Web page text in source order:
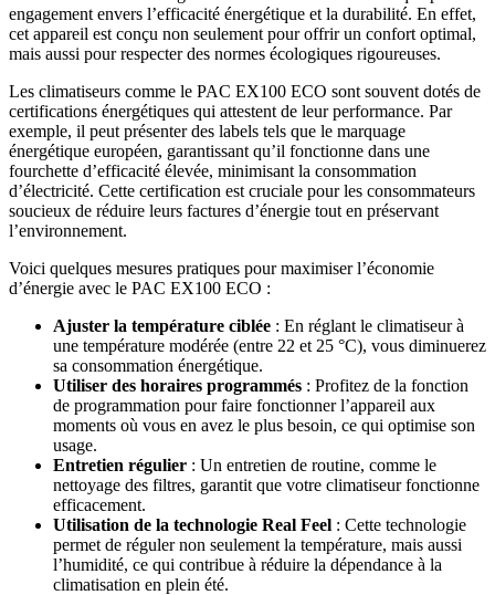
engagement envers l’efficacité énergétique et la durabilité. En effet,
cet appareil est conçu non seulement pour offrir un confort optimal,
mais aussi pour respecter des normes écologiques rigoureuses.
Les climatiseurs comme le PAC EX100 ECO sont souvent dotés de
certifications énergétiques qui attestent de leur performance. Par
exemple, il peut présenter des labels tels que le marquage
énergétique européen, garantissant qu’il fonctionne dans une
fourchette d’efficacité élevée, minimisant la consommation
d’électricité. Cette certification est cruciale pour les consommateurs
soucieux de réduire leurs factures d’énergie tout en préservant
l’environnement.
Voici quelques mesures pratiques pour maximiser l’économie
d’énergie avec le PAC EX100 ECO :
Ajuster la température ciblée : En réglant le climatiseur à
une température modérée (entre 22 et 25 °C), vous diminuerez
sa consommation énergétique.
Utiliser des horaires programmés : Profitez de la fonction
de programmation pour faire fonctionner l’appareil aux
moments où vous en avez le plus besoin, ce qui optimise son
usage.
Entretien régulier : Un entretien de routine, comme le
nettoyage des filtres, garantit que votre climatiseur fonctionne
efficacement.
Utilisation de la technologie Real Feel : Cette technologie
permet de réguler non seulement la température, mais aussi
l’humidité, ce qui contribue à réduire la dépendance à la
climatisation en plein été.